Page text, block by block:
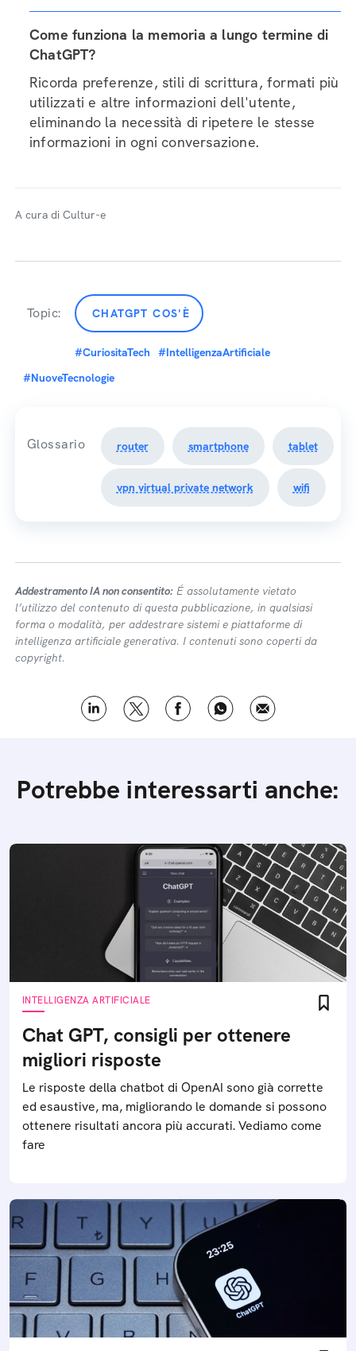
Come funziona la memoria a lungo termine di
ChatGPT?
Ricorda preferenze, stili di scrittura, formati più
utilizzati e altre informazioni dell'utente,
eliminando la necessità di ripetere le stesse
informazioni in ogni conversazione.
A cura di Cultur-e
Topic: CHATGPT COS'È
#CuriositaTech
#IntelligenzaArtificiale
#NuoveTecnologie
Glossario router smartphone tablet
vpn virtual private network wifi
Addestramento IA non consentito: É assolutamente vietato
l’utilizzo del contenuto di questa pubblicazione, in qualsiasi
forma o modalità, per addestrare sistemi e piattaforme di
intelligenza artificiale generativa. I contenuti sono coperti da
copyright.
Potrebbe interessarti anche:
INTELLIGENZA ARTIFICIALE
Chat GPT, consigli per ottenere
migliori risposte
Le risposte della chatbot di OpenAI sono già corrette
ed esaustive, ma, migliorando le domande si possono
ottenere risultati ancora più accurati. Vediamo come
fare